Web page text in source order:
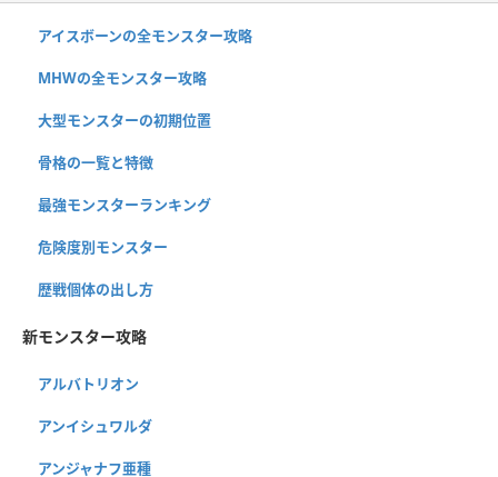
アイスボーンの全モンスター攻略
MHWの全モンスター攻略
大型モンスターの初期位置
骨格の一覧と特徴
最強モンスターランキング
危険度別モンスター
歴戦個体の出し方
新モンスター攻略
アルバトリオン
アンイシュワルダ
アンジャナフ亜種